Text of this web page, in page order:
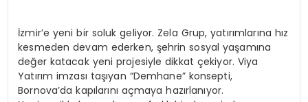
İzmir’e yeni bir soluk geliyor. Zela Grup, yatırımlarına hız
kesmeden devam ederken, şehrin sosyal yaşamına
değer katacak yeni projesiyle dikkat çekiyor. Viya
Yatırım imzası taşıyan “Demhane” konsepti,
Bornova’da kapılarını açmaya hazırlanıyor.